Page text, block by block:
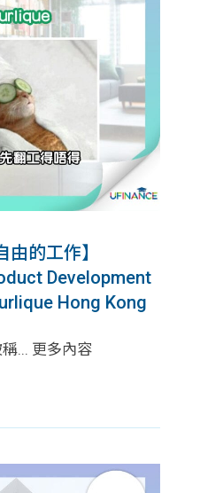
由的工作】
Development
Hong Kong
... 更多內容